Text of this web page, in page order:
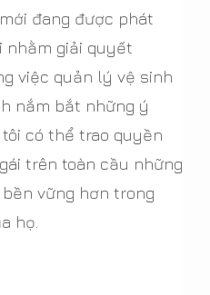
đang được phát
nhằm giải quyết
việc quản lý vệ sinh
nắm bắt những ý
có thể trao quyền
trên toàn cầu những
vững hơn trong
họ.